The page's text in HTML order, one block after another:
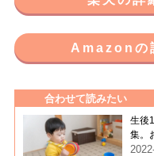
Amazonの
合わせて読みたい
生後
集。